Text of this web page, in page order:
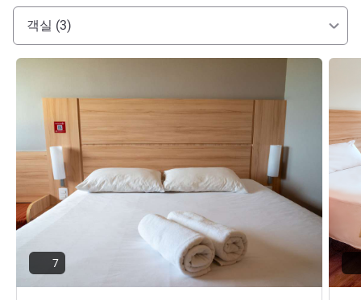
객실 (3)
세부 정보 보기
7
세부